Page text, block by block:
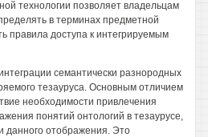
технологии позволяет владельцам
в терминах предметной
правила доступа к интегрируемым
семантически разнородных
тезауруса. Основным отличием
необходимости привлечения
понятий онтологий в тезаурусе,
данного отображения. Это